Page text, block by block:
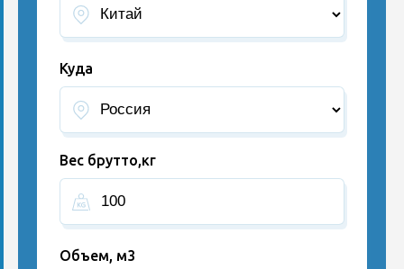
Куда
Вес брутто,кг
Объем, м3